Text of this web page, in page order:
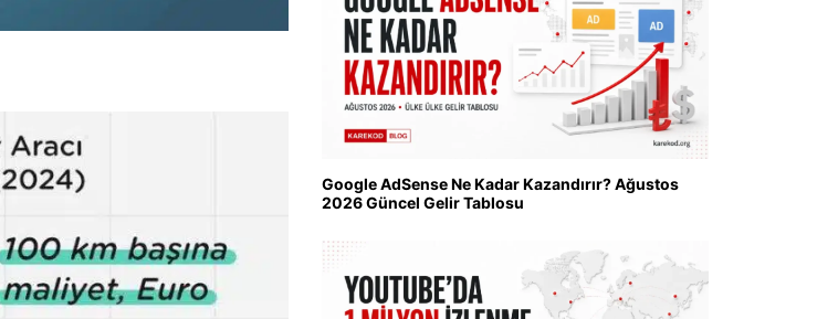
Google AdSense Ne Kadar Kazandırır? Ağustos
2026 Güncel Gelir Tablosu